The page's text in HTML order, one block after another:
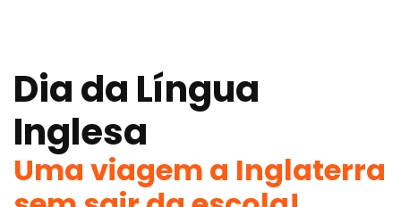
Dia da Língua
Inglesa
Uma viagem a Inglaterra